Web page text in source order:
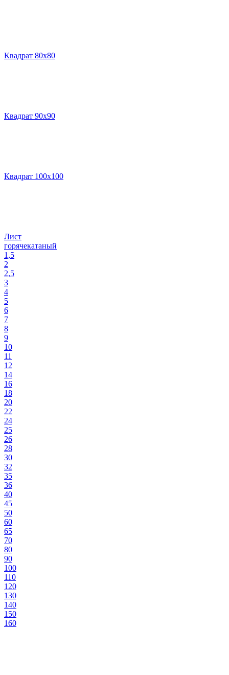
Квадрат 80х80
Квадрат 90х90
Квадрат 100х100
Лист
горячекатаный
1,5
2
2,5
3
4
5
6
7
8
9
10
11
12
14
16
18
20
22
24
25
26
28
30
32
35
36
40
45
50
60
65
70
80
90
100
110
120
130
140
150
160